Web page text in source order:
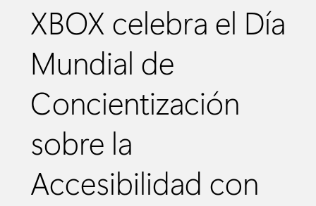
XBOX celebra el Día
Mundial de
Concientización
sobre la
Accesibilidad con